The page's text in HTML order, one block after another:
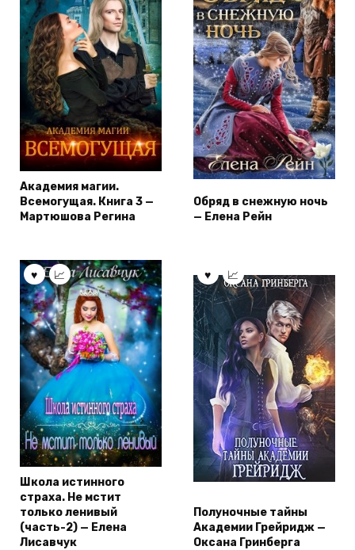
Академия магии.
Всемогущая. Книга 3 —
Мартюшова Регина
Обряд в снежную ночь
— Елена Рейн
Школа истинного
страха. Не мстит
только ленивый
(часть-2) — Елена
Лисавчук
Полуночные тайны
Академии Грейридж —
Оксана Гринберга